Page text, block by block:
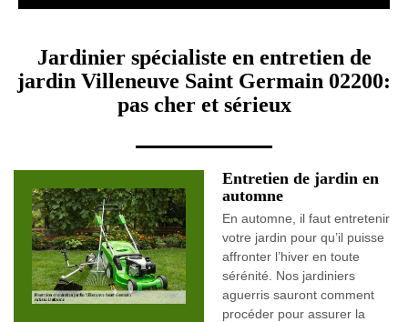
Jardinier spécialiste en entretien de
jardin Villeneuve Saint Germain 02200:
pas cher et sérieux
Entretien de jardin en
automne
En automne, il faut entretenir
votre jardin pour qu’il puisse
affronter l’hiver en toute
sérénité. Nos jardiniers
aguerris sauront comment
procéder pour assurer la